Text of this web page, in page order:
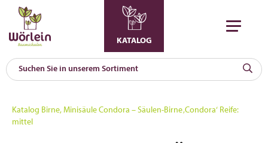
KATALOG
Katalog Birne, Minisäule Condora – Säulen-Birne ‚Condora‘ Reife:
mittel